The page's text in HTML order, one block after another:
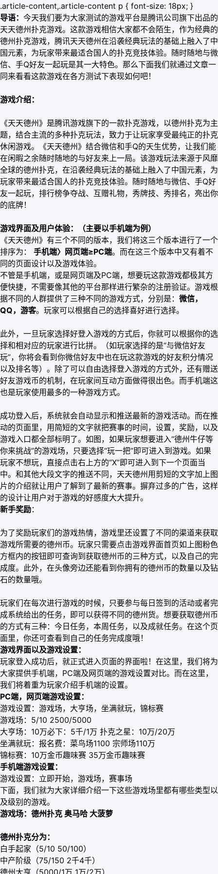
.article-content,.article-content p { font-size: 18px; }
导语： 今天我们要为大家测试的游戏平台是腾讯公司旗下出品的
天天德州扑克游戏。这款游戏相信大家都不会陌生，作为经典的
德州扑克游戏，腾讯天天德州在沿袭经典玩法的基础上融入了中
国元素，为玩家带来最适合国人的扑克竞技体验。随时随地与微
信、手Q好友一起玩是其一大特色。那么下面我们就通过文章一
同来看看这款游戏在各方测试下表现如何吧！
游戏介绍：
《天天德州》是腾讯游戏旗下的一款扑克游戏，以德州扑克为主
题，结合主流的多种扑克玩法，致力于让玩家享受最纯正的扑克
休闲游戏。《天天德州》结合微信和手Q的天生优势，让我们能
在闲暇之余随时随地的与好友来上一局。该游戏玩法来源于风靡
全球的德州扑克，在沿袭经典玩法的基础上融入了中国元素，为
玩家带来最适合国人的扑克竞技体验。随时随地与微信、手Q好
友一起玩，排行榜争夺战、互赠礼物，秀牌技、秀排名，亮出你
的底牌！
游戏界面及用户体验：（主要以手机端为例）
《天天德州》有三个不同的版本，我们将这三个版本进行了一个
排序为： 手机端〉网页端≥PC端。而在这三个版本中又有着不
同的页面设计以及游戏体验。
不管是手机端，或是网页端及PC端，想要玩这款游戏都极其方
便快捷，不需要像其他的平台那样进行繁杂的注册验证。游戏根
据不同的人群提供了三种不同的游戏方式，分别是： 微信，
QQ，游客。玩家可以根据自己的选择喜好进行选择。
此外，一旦玩家选择好登入游戏的方式后，你就可以根据你的选
择和相对应的玩家进行比拼。（如玩家选择的是“与微信好友
玩”，你将会看到你微信好友中也在玩这款游戏的好友积分情况
以及排名等）。除了可以自由选择登入游戏的方式外，还有赠送
好友游戏币的机制，在玩家间互动方面做得很出色。而手机端这
也是玩家使用最多的一种游戏方式。
成功登入后，系统就会自动显示和推送最新的游戏活动。而在推
动的页面里，用简短的文字就把赛事的时间，设置，奖励，以及
游戏入口都全部标明了。如图，如果玩家想要进入“德州牛仔等
你来挑战”的游戏场，只要选择“玩一把”即可进入到游戏。如果
玩家不想玩，直接点击右上方的“X”即可进入到下一个页面当
中。和其他大段文字的推送不同，天天德州用剪短的文字加上图
片的介绍就让用户了解到了最新的赛事。摒弃过多的广告，这样
的设计让用户对于游戏的好感度大大提升。
新手奖励：
为了奖励玩家们的游戏热情，游戏里还设置了不同的渠道来获取
游戏所需要的德州币。玩家只需要点击游戏界面首页如上图粉色
方框内的按钮即可查询到获取德州币的三种方式，以及自己的完
成度。此外，在头像旁边还能看到你拥有的德州币的数量以及钻
石的数量哦。
玩家们在每次进行游戏的时候，只要参与每日签到的活动或者完
成系统给出的任务，即可以获得不同的德州货。想要获取德州币
的方式有三种：今日任务，本周任务，以及成就任务。在这个页
面里，你还可查看到自己的任务完成度哦！
游戏界面以及游戏设置：
玩家登入成功后，就正式进入页面的界面啦！在这里，我们将为
大家提供手机端，PC端及网页端的游戏设置对比。而在这里，
我们将着重为玩家介绍手机端的设置。
PC端，网页端游戏设置：
游戏设置：游戏场，大亨场，坐满就玩，锦标赛
游戏场：5/10 2500/5000
大亨场：10万必下：5千/1万 扑克之星：10万/20万
坐满就玩：报名费：菜鸟场1100 宗师场110万
锦标赛：10万金币趣味赛 35万金币趣味赛
手机端游戏设置：
游戏设置：立即开始，游戏场，赛事场
下面，我们就为大家详细介绍一下这些游戏场里都有哪些类型以
及级别的游戏。
游戏场：德州扑克 奥马哈 大菠萝
德州扑克分为：
白手起家（5/10 50/100）
中产阶级（75/150 2千4千）
德州大亨（5000/1万 1万/2万）